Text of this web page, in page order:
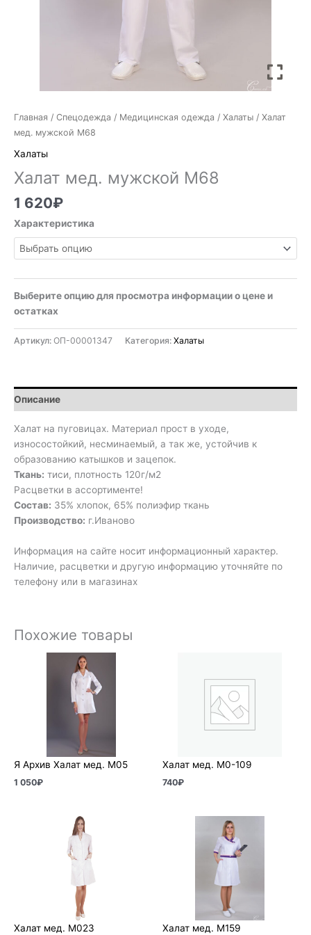
Главная / Спецодежда / Медицинская одежда / Халаты / Халат
мед. мужской М68
Халаты
Халат мед. мужской М68
1 620₽
Характеристика
Выберите опцию для просмотра информации о цене и
остатках
Артикул: ОП-00001347 Категория: Халаты
Описание
Халат на пуговицах. Материал прост в уходе,
износостойкий, несминаемый, а так же, устойчив к
образованию катышков и зацепок.
Ткань: тиси, плотность 120г/м2
Расцветки в ассортименте!
Состав: 35% хлопок, 65% полиэфир ткань
Производство: г.Иваново
Информация на сайте носит информационный характер.
Наличие, расцветки и другую информацию уточняйте по
телефону или в магазинах
Похожие товары
Я Архив Халат мед. М05
1 050₽
Халат мед. М0-109
740₽
Халат мед. М023 Халат мед. М159